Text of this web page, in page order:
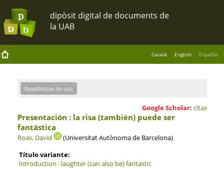
Català English Español
Estadísticas de uso
Google Scholar: citas
Presentación : la risa (también) puede ser
fantástica
Roas, David
(Universitat Autònoma de Barcelona)
Título variante:
Introduction : laughter (can also be) fantastic